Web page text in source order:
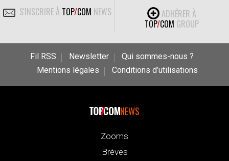
S'INSCRIRE À TOP/COM NEWS
ADHÉRER À
TOP/COM GROUP
Fil RSS Newsletter
Qui sommes-nous ?
Mentions légales
Conditions d’utilisations
NEWS
Zooms
Brèves